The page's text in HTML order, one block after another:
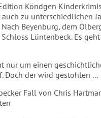
Köndgen
zu unterschiedlichen
Beyenburg, dem
Lüntenbeck. Es
nur um einen
Doch der wird gestohlen ...
Fall von Chris